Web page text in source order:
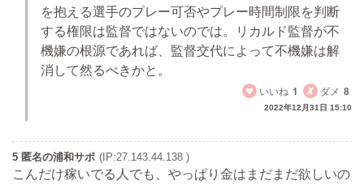
を抱える選手のプレー可否やプレー時間制限を判断
する権限は監督ではないのでは。リカルド監督が不
機嫌の根源であれば、監督交代によって不機嫌は解
消して然るべきかと。
いいね 1 ダメ 8
2022年12月31日 15:10
5 匿名の浦和サポ (IP:27.143.44.138 )
こんだけ稼いでる人でも、やっぱり金はまだまだ欲しいの